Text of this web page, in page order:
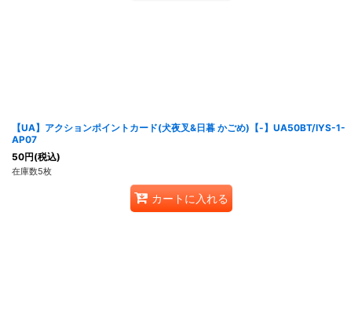
【UA】アクションポイントカード(犬夜叉&日暮 かごめ)【-】UA50BT/IYS-1-
AP07
50円(税込)
在庫数5枚
カートに入れる